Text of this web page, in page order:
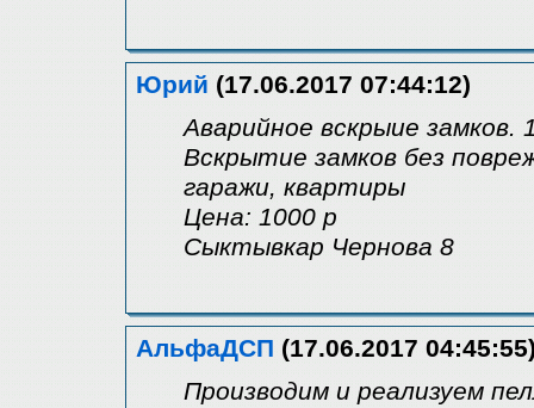
Юрий (17.06.2017 07:44:12)
Аварийное вскрыие
Вскрытие замков без
гаражи, квартиры
Цена: 1000 р
Сыктывкар Чернова 8
АльфаДСП (17.06.2017
Производим и реализуем